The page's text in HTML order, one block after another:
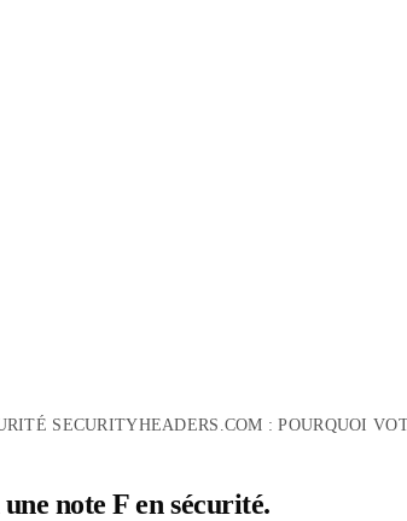
SECURITYHEADERS.COM : POURQUOI
note F en sécurité.